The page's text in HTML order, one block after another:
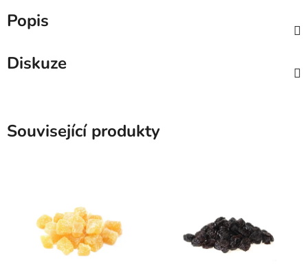
Popis
Diskuze
Související produkty